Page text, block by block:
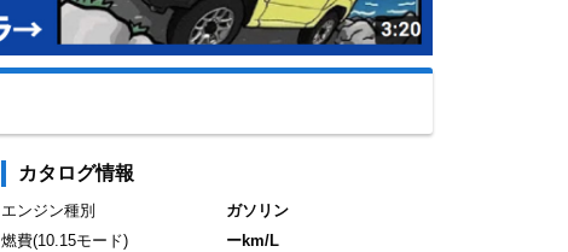
カタログ情報
エンジン種別
ガソリン
燃費(10.15モード)
ーkm/L